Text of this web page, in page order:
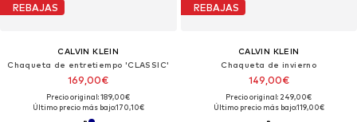
REBAJAS
CALVIN KLEIN
Chaqueta de entretiempo 'CLASSIC'
169,00€
Precio original: 189,00€
Último precio más bajo:170,10€
REBAJAS
CALVIN KLEIN
Chaqueta de invierno
149,00€
Precio original: 249,00€
Último precio más bajo:119,00€